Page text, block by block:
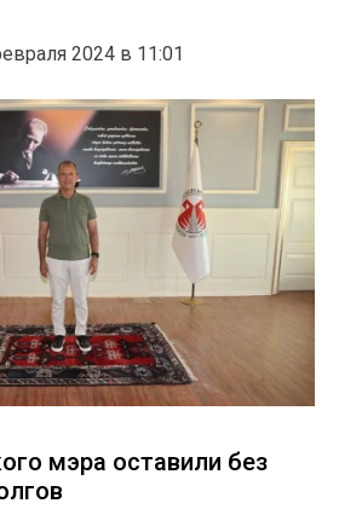
2024 в 11:01
мэра оставили без